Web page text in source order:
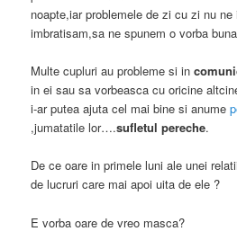
noapte,iar problemele de zi cu zi nu
imbratisam,sa ne spunem o vorba
Multe cupluri au probleme si in
in ei sau sa vorbeasca cu oricine
i-ar putea ajuta cel mai bine si anume
,jumatatile lor….sufletul pereche.
De ce oare in primele luni ale unei
de lucruri care mai apoi uita de ele ?
E vorba oare de vreo masca?